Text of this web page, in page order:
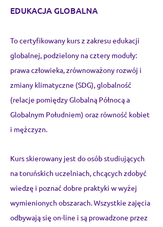
EDUKACJA GLOBALNA
To certyfikowany kurs z zakresu edukacji
globalnej, podzielony na cztery moduły:
prawa człowieka, zrównoważony rozwój i
zmiany klimatyczne (SDG), globalność
(relacje pomiędzy Globalną Północą a
Globalnym Południem) oraz równość kobiet
i mężczyzn.
Kurs skierowany jest do osób studiujących
na toruńskich uczelniach, chcących zdobyć
wiedzę i poznać dobre praktyki w wyżej
wymienionych obszarach. Wszystkie zajęcia
odbywają się on-line i są prowadzone przez